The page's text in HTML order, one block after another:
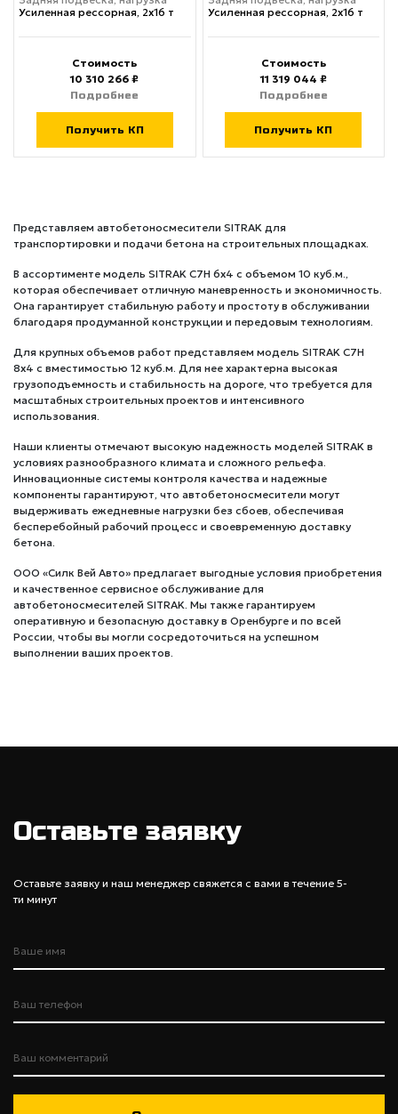
Усиленная рессорная, 2x16 т
Стоимость
10 310 266 ₽
Подробнее
Получить КП
Усиленная рессорная, 2x16 т
Стоимость
11 319 044 ₽
Подробнее
Получить КП
Представляем автобетоносмесители SITRAK для
транспортировки и подачи бетона на строительных площадках.
В ассортименте модель SITRAK C7H 6x4 с объемом 10 куб.м.,
которая обеспечивает отличную маневренность и экономичность.
Она гарантирует стабильную работу и простоту в обслуживании
благодаря продуманной конструкции и передовым технологиям.
Для крупных объемов работ представляем модель SITRAK C7H
8x4 с вместимостью 12 куб.м. Для нее характерна высокая
грузоподъемность и стабильность на дороге, что требуется для
масштабных строительных проектов и интенсивного
использования.
Наши клиенты отмечают высокую надежность моделей SITRAK в
условиях разнообразного климата и сложного рельефа.
Инновационные системы контроля качества и надежные
компоненты гарантируют, что автобетоносмесители могут
выдерживать ежедневные нагрузки без сбоев, обеспечивая
бесперебойный рабочий процесс и своевременную доставку
бетона.
ООО «Силк Вей Авто» предлагает выгодные условия приобретения
и качественное сервисное обслуживание для
автобетоносмесителей SITRAK. Мы также гарантируем
оперативную и безопасную доставку в Оренбурге и по всей
России, чтобы вы могли сосредоточиться на успешном
выполнении ваших проектов.
Оставьте заявку
Оставьте заявку и наш менеджер свяжется с вами в течение 5-
ти минут